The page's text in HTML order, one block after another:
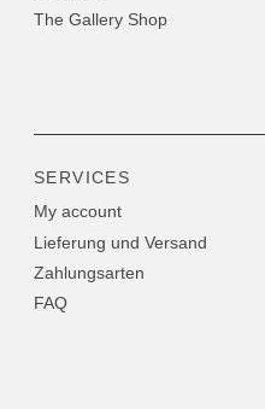
The Gallery Shop
SERVICES
My account
Lieferung und Versand
Zahlungsarten
FAQ